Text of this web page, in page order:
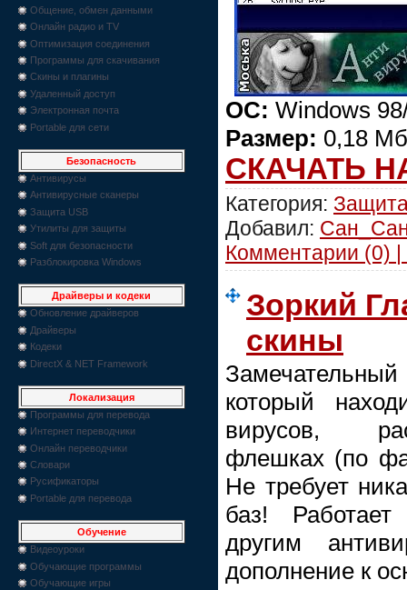
Общение, обмен данными
Онлайн радио и TV
Оптимизация соединения
Программы для скачивания
Скины и плагины
Удаленный доступ
Электронная почта
Portable для сети
Безопасность
Антивирусы
Антивирусные сканеры
Защита USB
Утилиты для защиты
Soft для безопасности
Разблокировка Windows
Драйверы и кодеки
Обновление драйверов
Драйверы
Кодеки
DirectX & NET Framework
Локализация
Программы для перевода
Интернет переводчики
Онлайн переводчики
Словари
Русификаторы
Portable для перевода
Обучение
Видеоуроки
Обучающие программы
Обучающие игры
ОС: Windows
Размер: 0,18 Мб
СКАЧАТЬ
Категория:
Добавил:
Комментарии (0) |
Зоркий
скины
который
вирусов,
флешках (по
Не требует
баз!
другим
дополнение к